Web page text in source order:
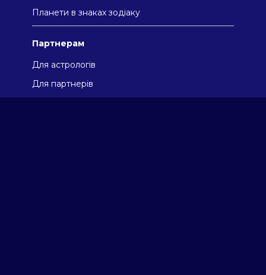
Планети в знаках зодіаку
Партнерам
Для астрологів
Для партнерів